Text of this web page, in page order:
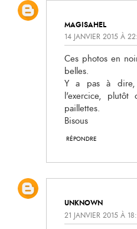
MAGISAHEL
14 JANVIER 2015 À
Ces photos en
belles.
Y a pas à dire,
l'exercice, plutôt
paillettes.
Bisous
RÉPONDRE
UNKNOWN
21 JANVIER 2015 À